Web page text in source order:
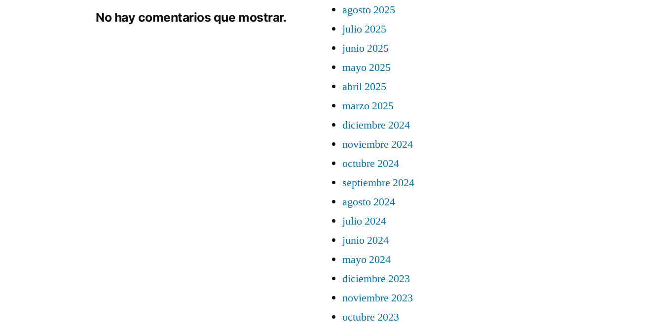
No hay comentarios que mostrar.
agosto 2025
julio 2025
junio 2025
mayo 2025
abril 2025
marzo 2025
diciembre 2024
noviembre 2024
octubre 2024
septiembre 2024
agosto 2024
julio 2024
junio 2024
mayo 2024
diciembre 2023
noviembre 2023
octubre 2023